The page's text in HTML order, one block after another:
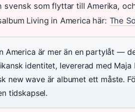
svensk som flyttar till Amerika,
Living in America här: The
America är mer än en partylåt —
identitet, levererad med
new wave är albumet ett måste.
tidskapsel.